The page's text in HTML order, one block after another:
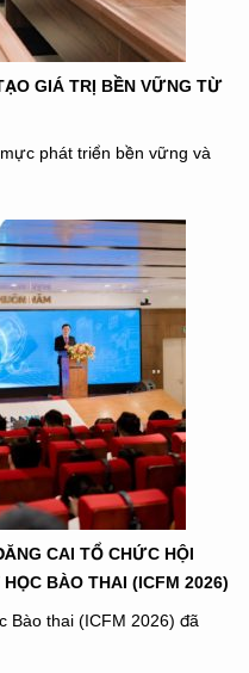
GIÁ TRỊ BỀN VỮNG TỪ
phát triển bền vững và
CAI TỔ CHỨC HỘI
BÀO THAI (ICFM 2026)
Bào thai (ICFM 2026) đã